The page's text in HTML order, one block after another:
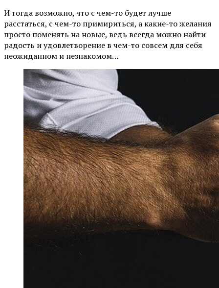
И тогда возможно, что с чем-то будет лучше
расстаться, с чем-то примириться, а какие-то желания
просто поменять на новые, ведь всегда можно найти
радость и удовлетворение в чем-то совсем для себя
неожиданном и незнакомом…